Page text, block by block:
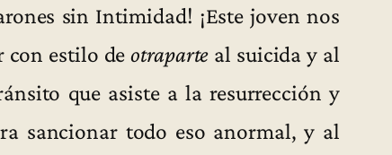
sin Intimidad! ¡Este joven nos
con estilo deotraparte al suicida y al
que asiste a la resurrección y
sancionar todo eso anormal, y al